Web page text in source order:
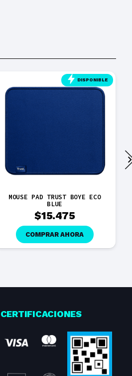
DISPONIBLE
MOUSE PAD TRUST BOYE ECO
BLUE
$15.475
COMPRAR AHORA
CERTIFICACIONES